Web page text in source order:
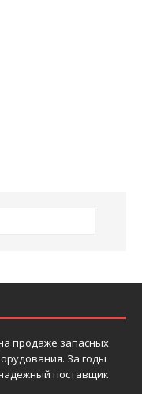
продаже запасных
За годы
поставщик